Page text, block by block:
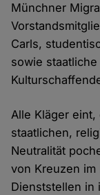
Münchner
Carls,
sowie
Alle Kläger
staatlichen,
Neutralität
von Kreuzen im
Dienststellen in